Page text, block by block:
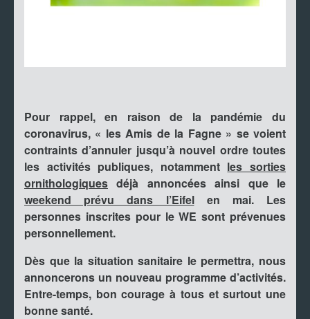
Pour rappel, en raison de la pandémie du
coronavirus, « les Amis de la Fagne » se voient
contraints d’annuler jusqu’à nouvel ordre toutes
les activités publiques, notamment les sorties
ornithologiques déjà annoncées ainsi que le
weekend prévu dans l’Eifelen mai. Les
personnes inscrites pour le WE sont prévenues
personnellement.
Dès que la situation sanitaire le permettra, nous
annoncerons un nouveau programme d’activités.
Entre-temps, bon courage à tous et surtout une
bonne santé.